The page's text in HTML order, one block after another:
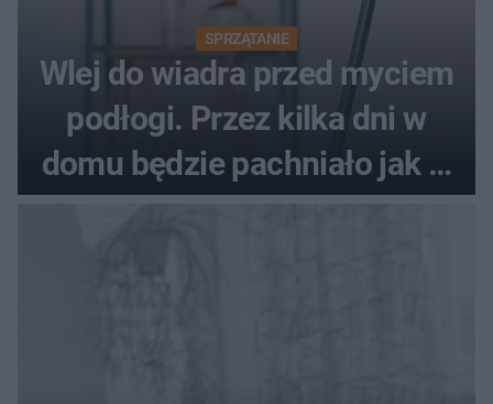
SPRZĄTANIE
Wlej do wiadra przed myciem
podłogi. Przez kilka dni w
domu będzie pachniało jak w
hotelu